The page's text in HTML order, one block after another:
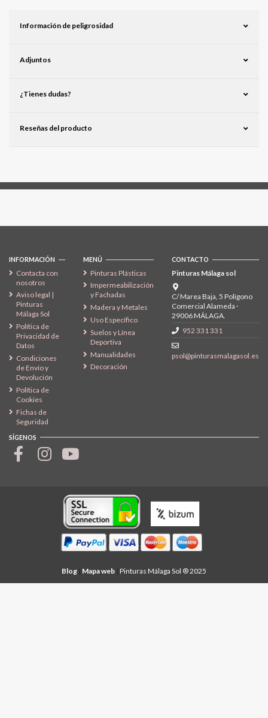
Información de peligrosidad
Adjuntos
¿Tienes dudas?
Reseñas del producto
INFORMACIÓN
Contacta con
nosotros
Aviso legal |
Pinturas
Málaga Sol
Política de
Privacidad de
Datos
Condiciones
de Envío y
Devolución
Política de
Cookies
Fichas de
Seguridad
MENÚ
Pinturas Plásticas
Impermeabilización
y Fachadas
Madera y Metales
Uso Específico
Suelos y Línea
Deportiva
Manualidades
Decoración
CONTACTO
Pinturas Málaga sol
C/ Marea Baja, 5 Polígono
Comercial Alameda ·
29006 MÁLAGA.
952 331 331
psol@pinturasmalagasol.es
SÍGENOS
Blog | Mapa web | Pinturas Málaga Sol ® 2025